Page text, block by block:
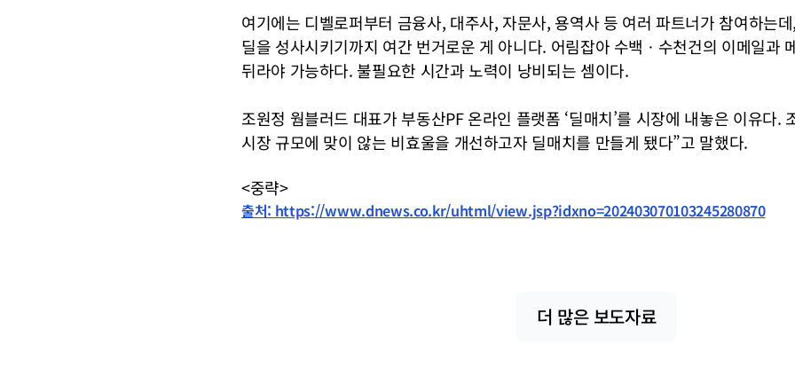
여기에는 디벨로퍼부터 금융사, 대주사, 자문사, 용역사 등 여러 파트너가 참여하는
딜을 성사시키기까지 여간 번거로운 게 아니다. 어림잡아 수백ㆍ수천건의 이메일과
뒤라야 가능하다. 불필요한 시간과 노력이 낭비되는 셈이다.
조원정 웜블러드 대표가 부동산PF 온라인 플랫폼 ‘딜매치’를 시장에 내놓은 이유다.
시장 규모에 맞이 않는 비효울을 개선하고자 딜매치를 만들게 됐다”고 말했다.
<중략>
출처: https://www.dnews.co.kr/uhtml/view.jsp?idxno=202403070103245280870
더 많은 보도자료